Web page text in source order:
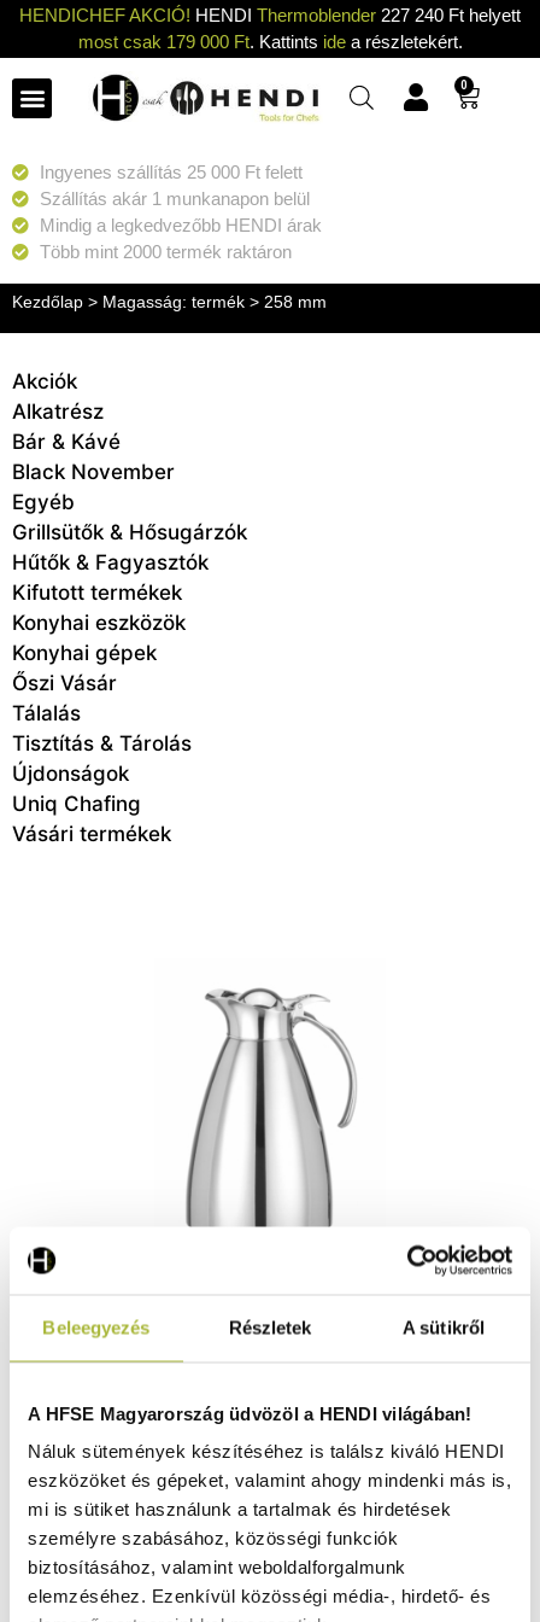
Beleegyezés Részletek A sütikről
A HFSE Magyarország üdvözöl a HENDI világában!
Náluk sütemények készítéséhez is találsz kiváló HENDI
eszközöket és gépeket, valamint ahogy mindenki más is,
mi is sütiket használunk a tartalmak és hirdetések
személyre szabásához, közösségi funkciók
biztosításához, valamint weboldalforgalmunk
elemzéséhez. Ezenkívül közösségi média-, hirdető- és
HENDICHEF AKCIÓ! HENDI Thermoblender 227 240 Ft helyett
most csak 179 000 Ft. Kattints idea részletekért.
0
Ingyenes szállítás 25 000 Ft felett
Szállítás akár 1 munkanapon belül
Mindig a legkedvezőbb HENDI árak
Több mint 2000 termék raktáron
Kezdőlap > Magasság: termék > 258 mm
Akciók
Alkatrész
Bár & Kávé
Black November
Egyéb
Grillsütők & Hősugárzók
Hűtők & Fagyasztók
Kifutott termékek
Konyhai eszközök
Konyhai gépek
Őszi Vásár
Tálalás
Tisztítás & Tárolás
Újdonságok
Uniq Chafing
Vásári termékek
445839
23.230Ft
(18.291Ft+ ÁFA)
KOSÁRBA